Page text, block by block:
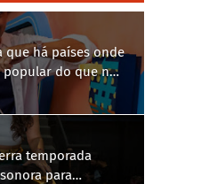
que há países onde
popular do que no
temporada
para